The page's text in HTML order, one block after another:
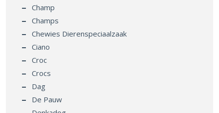
Champ
Champs
Chewies Dierenspeciaalzaak
Ciano
Croc
Crocs
Dag
De Pauw